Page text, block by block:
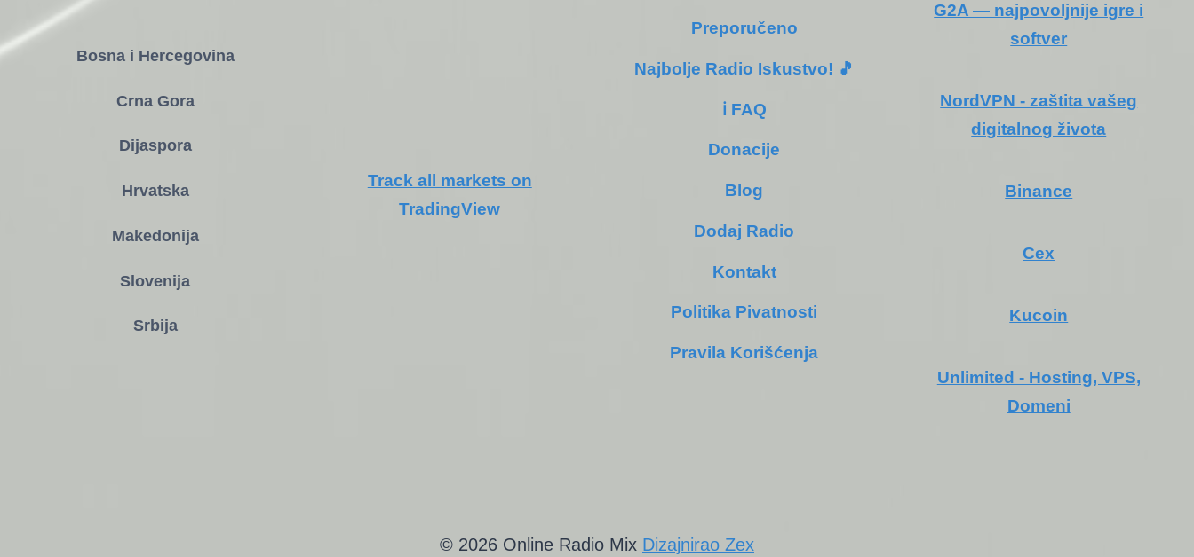
Bosna i Hercegovina
Crna Gora
Dijaspora
Hrvatska
Makedonija
Slovenija
Srbija
Track all markets on
TradingView
Preporučeno
Najbolje Radio Iskustvo! 🎵
ℹ️ FAQ
Donacije
Blog
Dodaj Radio
Kontakt
Politika Pivatnosti
Pravila Korišćenja
G2A — najpovoljnije igre i
softver
NordVPN - zaštita vašeg
digitalnog života
Binance
Cex
Kucoin
Unlimited - Hosting, VPS,
Domeni
© 2026 Online Radio Mix Dizajnirao Zex